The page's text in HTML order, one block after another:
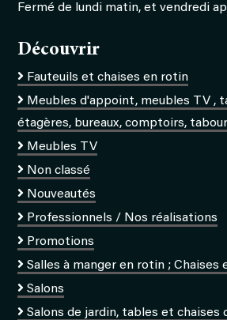
Fermé de lundi matin, et vendredi
Découvrir
Fauteuils et chaises en rotin
Meubles d'appoint, meubles TV ,
étagères, bureaux, comptoirs,
Meubles TV
Non classé
Nouveautés
Professionnels / Nos réalisations
Promotions
Salles à manger en rotin ; Chaises
Salons
Salons de jardin, tables et chaises